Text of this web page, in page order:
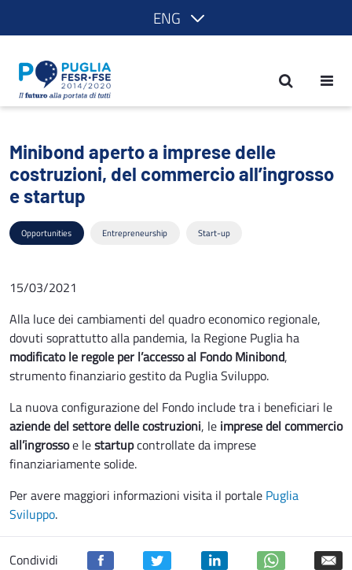
ENG
Minibond aperto a imprese delle
Minibond aperto a imprese delle
costruzioni, del commercio all’ingrosso
e startup
Opportunities Entrepreneurship Start-up
15/03/2021
Alla luce dei cambiamenti del quadro economico regionale,
dovuti soprattutto alla pandemia, la Regione Puglia ha
modificato le regole per l’accesso al Fondo Minibond,
strumento finanziario gestito da Puglia Sviluppo.
La nuova configurazione del Fondo include tra i beneficiari le
aziende del settore delle costruzioni, le imprese del commercio
all’ingrossoe lestartupcontrollate da imprese
finanziariamente solide.
Per avere maggiori informazioni visita il portale Puglia
Sviluppo.
Condividi